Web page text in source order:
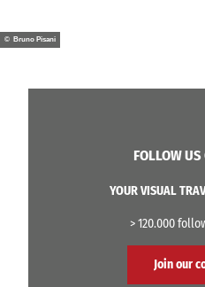
© Bruno Pisani
FOLLOW
YOUR VISUAL
> 120.000
Join our